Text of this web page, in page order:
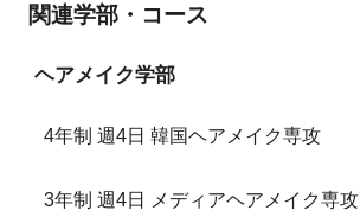
関連学部・コース
ヘアメイク学部
4年制 週4日 韓国ヘアメイク専攻
3年制 週4日 メディアヘアメイク専攻